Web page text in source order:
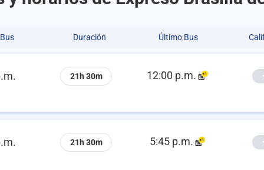
Duración Último Bus
21h 30m 12:00 p.m.
21h 30m 5:45 p.m.